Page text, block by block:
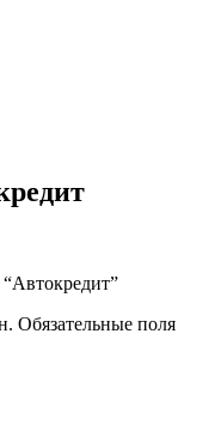
Обязательные поля